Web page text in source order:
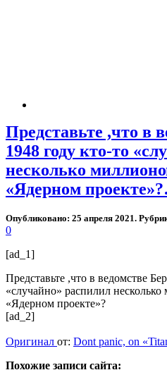
Представьте ,что в
1948 году кто-то
несколько
«Ядерном
Опубликовано: 25 апреля 2021.
0
[ad_1]
Представьте ,что в ведомстве
«случайно» распилил
«Ядерном проекте»?
[ad_2]
Оригинал от: Dont panic, on
Похожие записи сайта: